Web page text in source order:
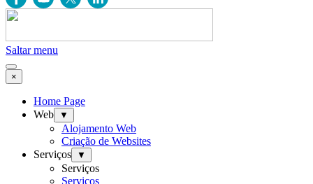
Saltar menu
×
Home Page
Web
▼
Alojamento Web
Criação de Websites
Serviços
▼
Serviços
Serviços